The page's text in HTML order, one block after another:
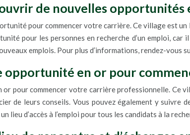
de nouvelles
pour commencer votre carrière. Ce village est
pour les personnes en recherche d’un emploi,
emplois. Pour plus d’informations, rendez-vous
opportunité en or pour
or pour commencer votre carrière professionnelle.
de leurs conseils. Vous pouvez également y
lieu d’accès à l’emploi pour tous les candidats à la